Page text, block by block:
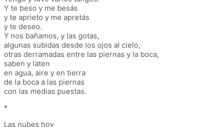
Y te beso y me besás
y te aprieto y me apretás
y te deseo.
Y nos bañamos, y las gotas,
algunas subidas desde los ojos al cielo,
otras derramadas entre las piernas y la boca,
saben y laten
en agua, aire y en tierra
de la boca a las piernas
con las medias puestas.
*
Las nubes hoy